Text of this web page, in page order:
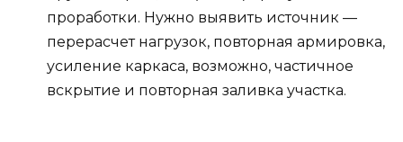
проработки. Нужно выявить источник —
перерасчет нагрузок, повторная армировка,
усиление каркаса, возможно, частичное
вскрытие и повторная заливка участка.